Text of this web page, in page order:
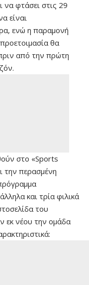
φτάσει στις 29
είναι
ενώ η παραμονή
θα
από την πρώτη
στο «Sports
την περασμένη
και τρία φιλικά
του
εκ νέου την ομάδα